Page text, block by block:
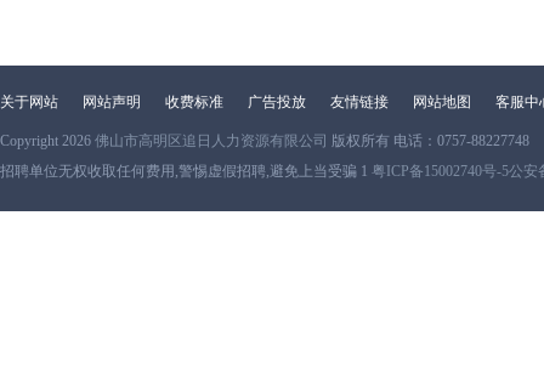
关于网站 网站声明 收费标准 广告投放 友情链接 网站地图 客服中
Copyright 2026 佛山市高明区追日人力资源有限公司 版权所有 电话：0757-88227748
招聘单位无权收取任何费用,警惕虚假招聘,避免上当受骗 1 粤ICP备15002740号-5公安